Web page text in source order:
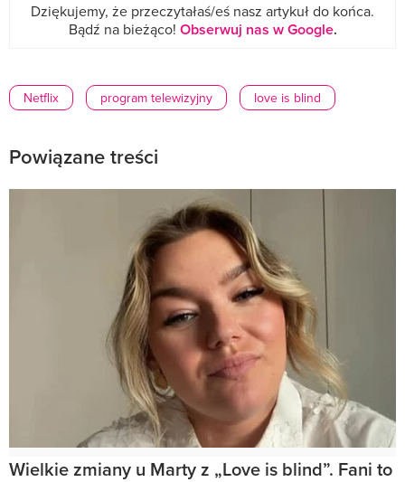
Dziękujemy, że przeczytałaś/eś nasz artykuł do końca.
Bądź na bieżąco! Obserwuj nas w Google.
Netflix program telewizyjny love is blind
Powiązane treści
Wielkie zmiany u Marty z „Love is blind”. Fani to